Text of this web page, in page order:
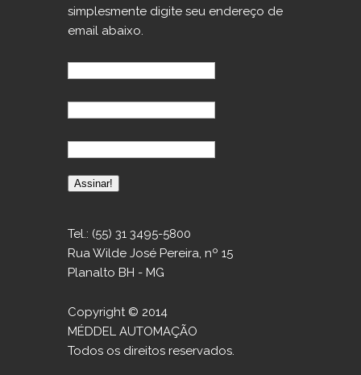
simplesmente digite seu endereço de
email abaixo.
Tel.: (55) 31 3495-5800
Rua Wilde José Pereira, nº 15
Planalto BH - MG
Copyright © 2014
MÉDDEL AUTOMAÇÃO
Todos os direitos reservados.